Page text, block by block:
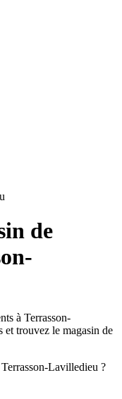
de
à Terrasson-
trouvez le magasin de
Lavilledieu ?